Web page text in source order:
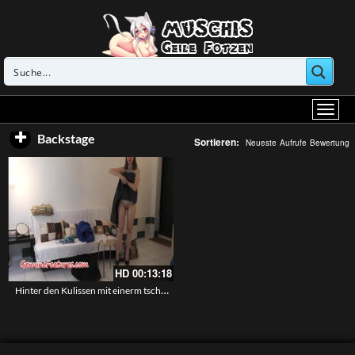
Backstage Sortieren: Neueste Aufrufe Bewertung
HD 00:13:18
Hinter den Kulissen mit einerm tschechischen Teen das ihre Pussy zeigt